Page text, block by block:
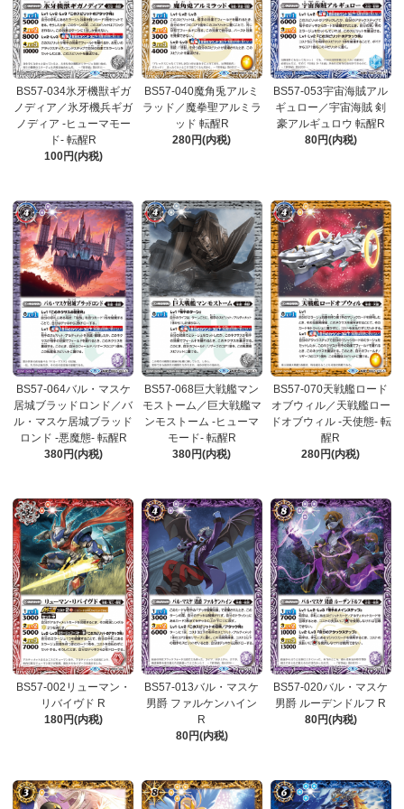
BS57-034氷牙機獣ギガ
ノディア／氷牙機兵ギガ
ノディア -ヒューマモー
ド- 転醒R
100円(内税)
BS57-040魔角兎アルミ
ラッド／魔拳聖アルミラ
ッド 転醒R
280円(内税)
BS57-053宇宙海賊アル
ギュロー／宇宙海賊 剣
豪アルギュロウ 転醒R
80円(内税)
BS57-064バル・マスケ
居城ブラッドロンド／バ
ル・マスケ居城ブラッド
ロンド -悪魔態- 転醒R
380円(内税)
BS57-068巨大戦艦マン
モストーム／巨大戦艦マ
ンモストーム -ヒューマ
モード- 転醒R
380円(内税)
BS57-070天戦艦ロード
オブウィル／天戦艦ロー
ドオブウィル -天使態- 転
醒R
280円(内税)
BS57-002リューマン・
リバイヴド R
180円(内税)
BS57-013バル・マスケ
男爵 ファルケンハイン
R
80円(内税)
BS57-020バル・マスケ
男爵 ルーデンドルフ R
80円(内税)